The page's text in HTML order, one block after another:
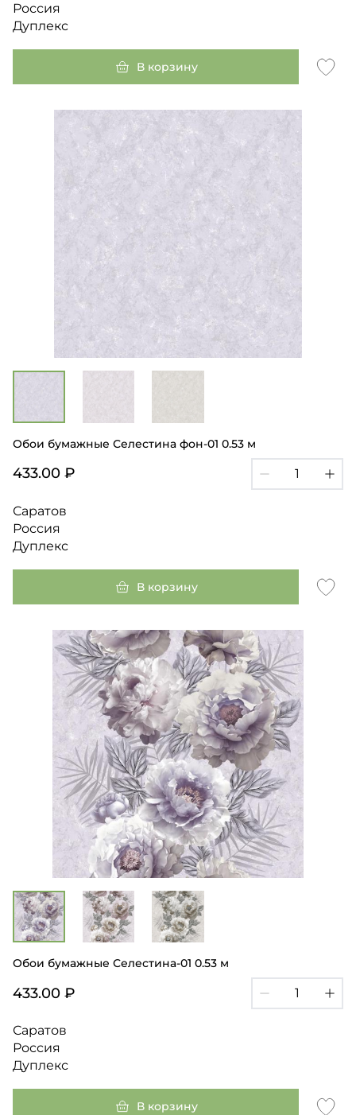
Россия
Дуплекс
В корзину
Обои бумажные Селестина фон-01 0.53 м
433.00 ₽
Саратов
Россия
Дуплекс
В корзину
Обои бумажные Селестина-01 0.53 м
433.00 ₽
Саратов
Россия
Дуплекс
В корзину